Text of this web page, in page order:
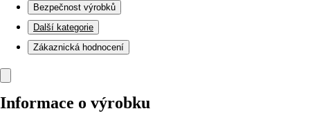
Bezpečnost výrobků
Další kategorie
Zákaznická hodnocení
Informace o výrobku